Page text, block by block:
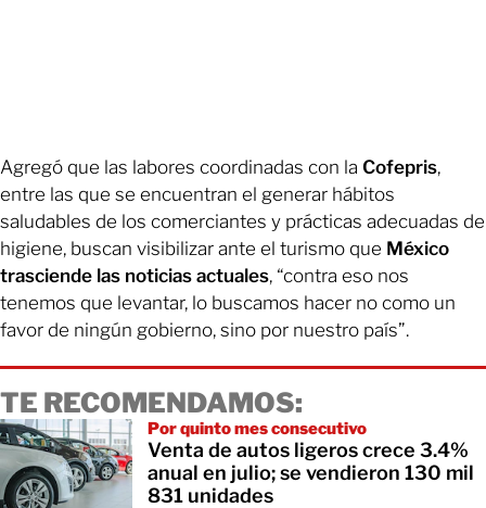
Agregó que las labores coordinadas con la Cofepris,
entre las que se encuentran el generar hábitos
saludables de los comerciantes y prácticas adecuadas de
higiene, buscan visibilizar ante el turismo que México
trasciende las noticias actuales, “contra eso nos
tenemos que levantar, lo buscamos hacer no como un
favor de ningún gobierno, sino por nuestro país”.
TE RECOMENDAMOS:
Por quinto mes consecutivo
Venta de autos ligeros crece 3.4%
anual en julio; se vendieron 130 mil
831 unidades